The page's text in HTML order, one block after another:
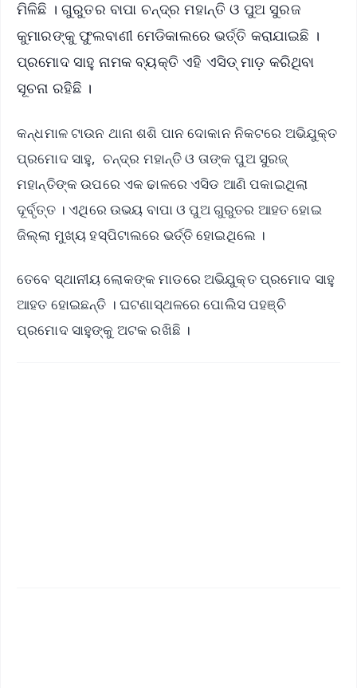
ମିଳିଛି । ଗୁରୁତର ବାପା ଚନ୍ଦ୍ର ମହାନ୍ତି ଓ ପୁଅ ସୁରଜ
କୁମାରଙ୍କୁ ଫୁଲବାଣୀ ମେଡିକାଲରେ ଭର୍ତ୍ତି କରାଯାଇଛି ।
ପ୍ରମୋଦ ସାହୁ ନାମକ ବ୍ୟକ୍ତି ଏହି ଏସିଡ୍ ମାଡ଼ କରିଥିବା
ସୂଚନା ରହିଛି ।
କନ୍ଧମାଳ ଟାଉନ ଥାନା ଶଶି ପାନ ଦୋକାନ ନିକଟରେ ଅଭିଯୁକ୍ତ
ପ୍ରମୋଦ ସାହୁ, ଚନ୍ଦ୍ର ମହାନ୍ତି ଓ ତାଙ୍କ ପୁଅ ସୁରଜ୍
ମହାନ୍ତିଙ୍କ ଉପରେ ଏକ ଢାଳରେ ଏସିଡ ଆଣି ପକାଇଥିଲା
ଦୂର୍ବୃତ୍ତ । ଏଥିରେ ଉଭୟ ବାପା ଓ ପୁଅ ଗୁରୁତର ଆହତ ହୋଇ
ଜିଲ୍ଲା ମୁଖ୍ୟ ହସ୍ପିଟାଲରେ ଭର୍ତ୍ତି ହୋଇଥିଲେ ।
ତେବେ ସ୍ଥାନୀୟ ଲୋକଙ୍କ ମାଡରେ ଅଭିଯୁକ୍ତ ପ୍ରମୋଦ ସାହୁ
ଆହତ ହୋଇଛନ୍ତି । ଘଟଣାସ୍ଥଳରେ ପୋଲିସ ପହଞ୍ଚି
ପ୍ରମୋଦ ସାହୁଙ୍କୁ ଅଟକ ରଖିଛି ।